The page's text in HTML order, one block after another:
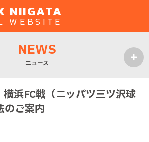
NIIGATA
WEBSITE
NEWS
ニュース
浜FC戦（ニッパツ三ツ沢球
のご案内